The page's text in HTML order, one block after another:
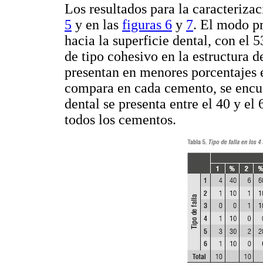
Los resultados para la
5 y en las figuras 6 y 7. El modo
hacia la superficie dental, con el
de tipo cohesivo en la estructura
presentan en menores
compara en cada cemento, se
dental se presenta entre el 40 y el
todos los cementos.